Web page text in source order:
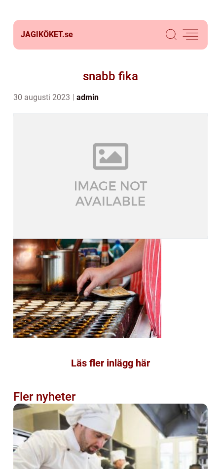
JAGIKÖKET.se
snabb fika
30 augusti 2023 admin
Läs fler inlägg här
Fler nyheter